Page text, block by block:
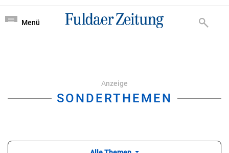
Nachrichten von
Menü
Аnzeige
SONDERTHEMEN